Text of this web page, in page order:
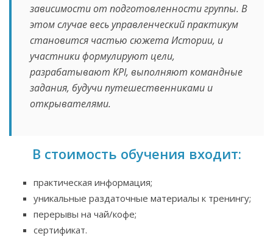
зависимости от подготовленности группы. В
этом случае весь управленческий практикум
становится частью сюжета Истории, и
участники формулируют цели,
разрабатывают KPI, выполняют командные
задания, будучи путешественниками и
открывателями.
В стоимость обучения входит:
практическая информация;
уникальные раздаточные материалы к тренингу;
перерывы на чай/кофе;
сертификат.